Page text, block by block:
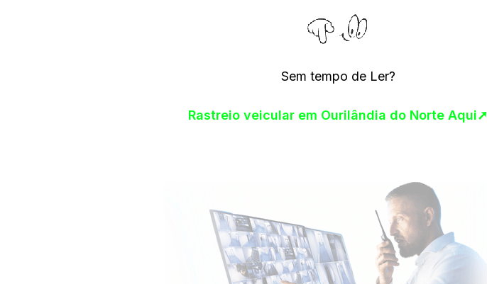
Sem tempo de Ler?
Rastreio veicular em Ourilândia do Norte Aqui➚